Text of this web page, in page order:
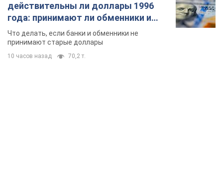
действительны ли доллары 1996
года: принимают ли обменники и
банки такие купюры
Что делать, если банки и обменники не
принимают старые доллары
10 часов назад 70,2 т.